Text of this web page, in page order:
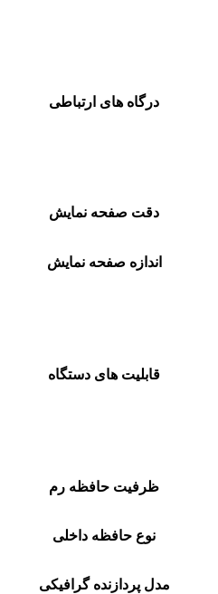
درگاه های ارتباطی
دقت صفحه نمایش
اندازه صفحه نمایش
قابلیت های دستگاه
ظرفیت حافظه رم
نوع حافظه داخلی
مدل پردازنده گرافیکی